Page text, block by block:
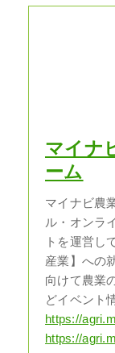
マイナ
ーム
マイナビ農
ル・オンラ
トを運営し
産業】への
向けて農業
どイベント
https://
https://